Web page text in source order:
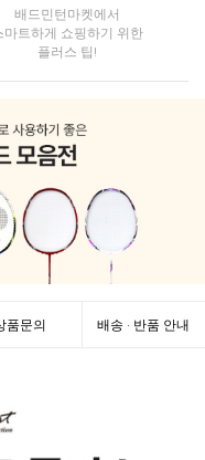
배드민턴마켓에서
마트하게 쇼핑하기 위한
플러스 팁!
품문의 배송 · 반품 안내